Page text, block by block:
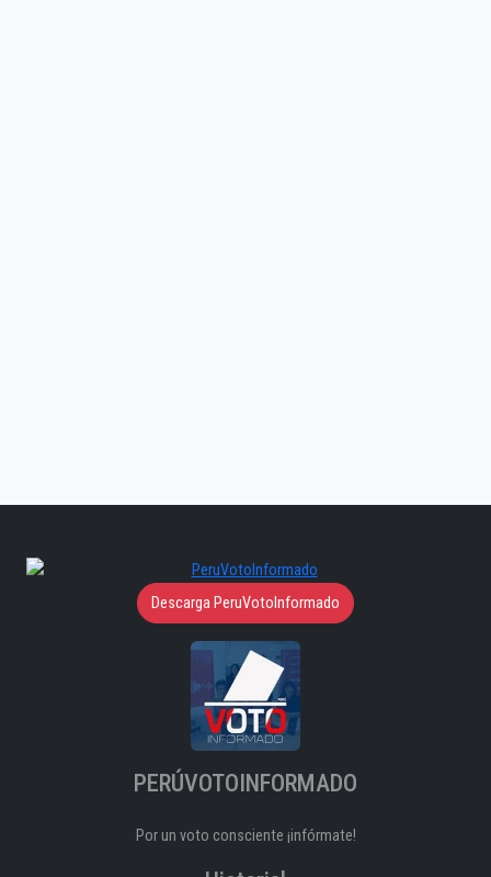
Descarga PeruVotoInformado
PERÚVOTOINFORMADO
Por un voto consciente ¡infórmate!